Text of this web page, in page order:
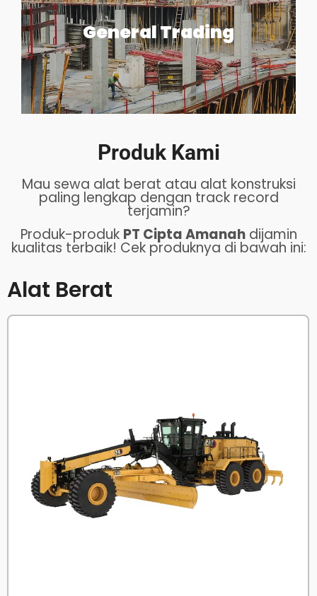
General Trading
Produk Kami
Mau sewa alat berat atau alat konstruksi
paling lengkap dengan track record
terjamin?
Produk-produk PT Cipta Amanahdijamin
kualitas terbaik! Cek produknya di bawah ini:
Alat Berat